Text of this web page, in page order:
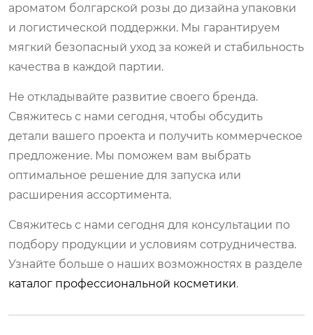
ароматом болгарской розы до дизайна упаковки
и логистической поддержки. Мы гарантируем
мягкий безопасный уход за кожей и стабильность
качества в каждой партии.
Не откладывайте развитие своего бренда.
Свяжитесь с нами сегодня, чтобы обсудить
детали вашего проекта и получить коммерческое
предложение. Мы поможем вам выбрать
оптимальное решение для запуска или
расширения ассортимента.
Свяжитесь с нами сегодня для консультации по
подбору продукции и условиям сотрудничества.
Узнайте больше о наших возможностях в разделе
каталог профессиональной косметики.